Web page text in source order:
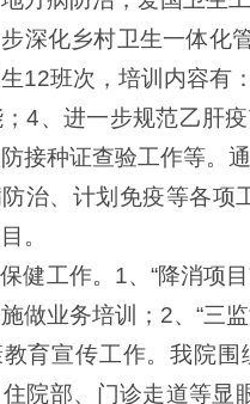
深化乡村卫生一体化
12班次，培训内容有
4、进一步规范乙肝
接种证查验工作等。
治、计划免疫等各项
。
健工作。1、“降消项
做业务培训；2、“三
教育宣传工作。我院
院部、门诊走道等显